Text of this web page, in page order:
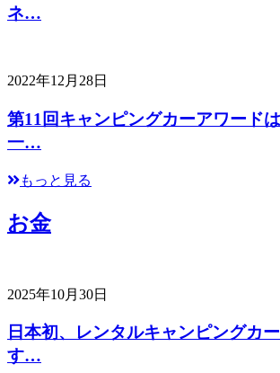
ネ…
2022年12月28日
第11回キャンピングカーアワード
一…
もっと見る
お金
2025年10月30日
日本初、レンタルキャンピングカ
す…